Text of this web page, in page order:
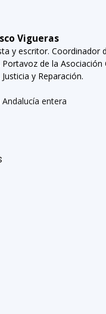
Vigueras
y escritor. Coordinador
Portavoz de la Asociación
y Reparación.
entera